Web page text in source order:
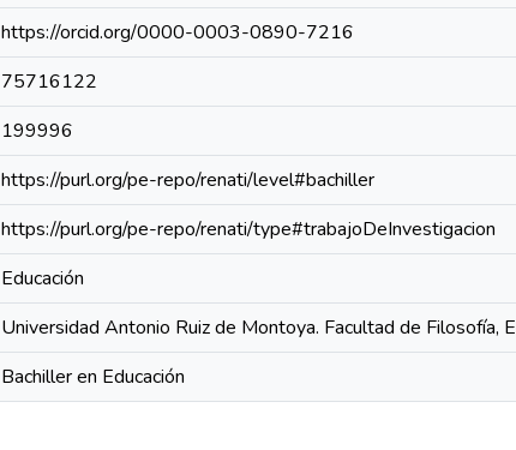
https://orcid.org/0000-0003-0890-7216
75716122
199996
https://purl.org/pe-repo/renati/level#bachiller
https://purl.org/pe-repo/renati/type#trabajoDeInvestigacion
Educación
Universidad Antonio Ruiz de Montoya. Facultad de Filosofía,
Bachiller en Educación